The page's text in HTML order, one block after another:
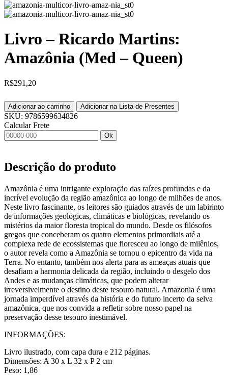
Livro – Ricardo Martins:
Amazônia (Med – Queen)
R$291,20
Adicionar ao carrinho Adicionar na Lista de Presentes
SKU: 9786599634826
Calcular Frete
Ok
Descrição do produto
Amazônia é uma intrigante exploração das raízes profundas e da
incrível evolução da região amazônica ao longo de milhões de anos.
Neste livro fascinante, os leitores são guiados através de um labirinto
de informações geológicas, climáticas e biológicas, revelando os
mistérios da maior floresta tropical do mundo. Desde os filósofos
gregos que conceberam os quatro elementos primordiais até a
complexa rede de ecossistemas que floresceu ao longo de milênios,
o autor revela como a Amazônia se tornou o epicentro da vida na
Terra. No entanto, também nos alerta para as ameaças atuais que
desafiam a harmonia delicada da região, incluindo o desgelo dos
Andes e as mudanças climáticas, que podem alterar
irreversivelmente o destino deste tesouro natural. Amazonia é uma
jornada imperdível através da história e do futuro incerto da selva
amazônica, que nos convida a refletir sobre nosso papel na
preservação desse tesouro inestimável.
INFORMAÇÕES:
Livro ilustrado, com capa dura e 212 páginas.
Dimensões: A 30 x L 32 x P 2 cm
Peso: 1,86